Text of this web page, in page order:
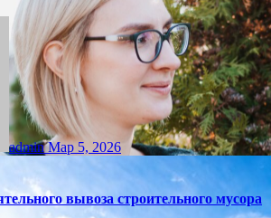
adminМар 5, 2026
вывоза строительного мусора